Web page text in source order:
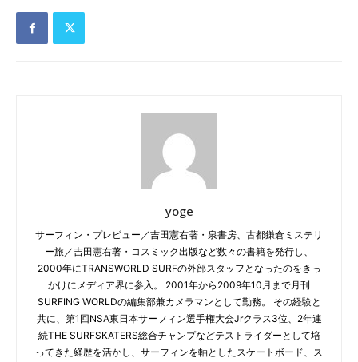
yoge
サーフィン・プレビュー／吉田憲右著・泉書房、古都鎌倉ミステリ
ー旅／吉田憲右著・コスミック出版など数々の書籍を発行し、
2000年にTRANSWORLD SURFの外部スタッフとなったのをきっ
かけにメディア界に参入。 2001年から2009年10月まで月刊
SURFING WORLDの編集部兼カメラマンとして勤務。 その経験と
共に、第1回NSA東日本サーフィン選手権大会Jrクラス3位、2年連
続THE SURFSKATERS総合チャンプなどテストライダーとして培
ってきた経歴を活かし、サーフィンを軸としたスケートボード、ス